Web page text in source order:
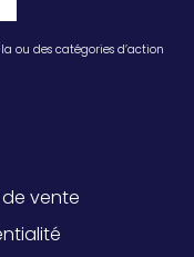
ou des catégories d’action
vente